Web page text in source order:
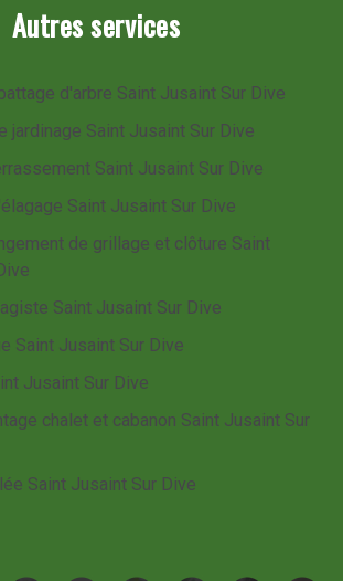
Autres services
d'arbre Saint Jusaint Sur Dive
jardinage Saint Jusaint Sur Dive
Saint Jusaint Sur Dive
Saint Jusaint Sur Dive
de grillage et clôture Saint
Saint Jusaint Sur Dive
Saint Jusaint Sur Dive
Jusaint Sur Dive
chalet et cabanon Saint Jusaint Sur
Saint Jusaint Sur Dive